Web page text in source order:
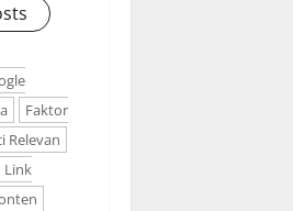
Faktor
Relevan
Link